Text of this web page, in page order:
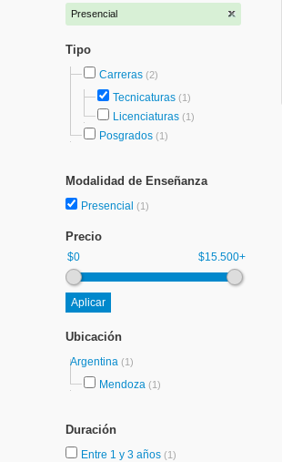
Presencial
Tipo
Carreras (2)
Tecnicaturas (1)
Licenciaturas (1)
Posgrados (1)
Modalidad de Enseñanza
Presencial (1)
Precio
$0 $15.500+
Ubicación
Argentina (1)
Mendoza (1)
Duración
Entre 1 y 3 años (1)